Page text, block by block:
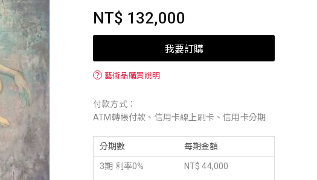
NT$ 132,000
我要訂購
？ 藝術品購買說明
付款方式：
ATM轉帳付款、信用卡線上刷卡、信用卡分期
分期數 每期金額
3期 利率0%
NT$ 44,000